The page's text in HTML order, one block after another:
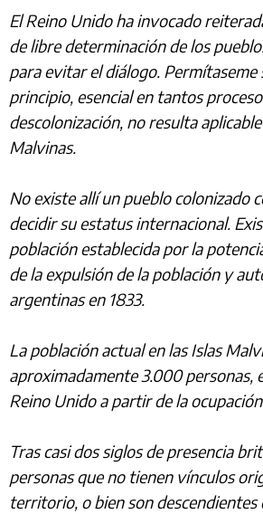
El Reino Unido ha invocado
de libre determinación de los
para evitar el diálogo. Permítaseme
principio, esencial en tantos
descolonización, no resulta
Malvinas.
No existe allí un pueblo colonizado
decidir su estatus internacional.
población establecida por la
de la expulsión de la población y
argentinas en 1833.
La población actual en las Islas
aproximadamente 3.000 personas,
Reino Unido a partir de la
Tras casi dos siglos de presencia
personas que no tienen vínculos
territorio, o bien son descendientes